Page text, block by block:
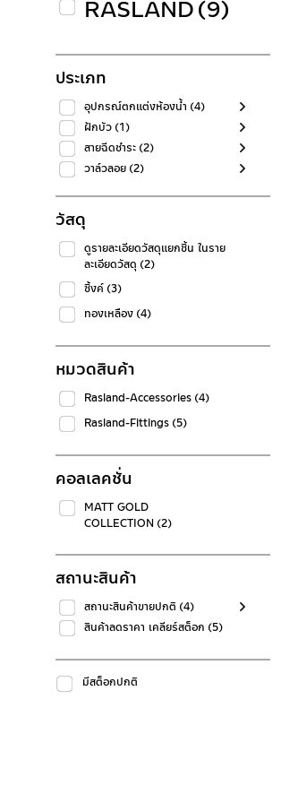
RASLAND(9)
ประเภท
อุปกรณ์ตกแต่งห้องน้ำ (4)
ฝักบัว (1)
สายฉีดชำระ (2)
วาล์วลอย (2)
วัสดุ
ดูรายละเอียดวัสดุแยกชิ้น ในราย
ละเอียดวัสดุ (2)
ซิ้งค์ (3)
ทองเหลือง (4)
หมวดสินค้า
Rasland-Accessories (4)
Rasland-Fittings (5)
คอลเลคชั่น
MATT GOLD
COLLECTION (2)
สถานะสินค้า
สถานะสินค้าขายปกติ (4)
สินค้าลดราคา เคลียร์สต็อก (5)
มีสต็อกปกติ